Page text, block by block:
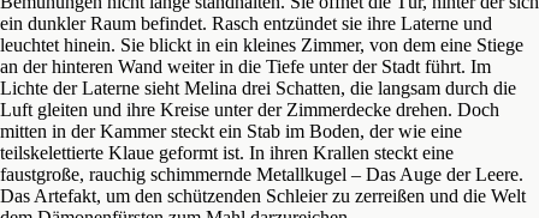
ein dunkler Raum befindet. Rasch entzündet sie ihre Laterne und
leuchtet hinein. Sie blickt in ein kleines Zimmer, von dem eine Stiege
an der hinteren Wand weiter in die Tiefe unter der Stadt führt. Im
Lichte der Laterne sieht Melina drei Schatten, die langsam durch die
Luft gleiten und ihre Kreise unter der Zimmerdecke drehen. Doch
mitten in der Kammer steckt ein Stab im Boden, der wie eine
teilskelettierte Klaue geformt ist. In ihren Krallen steckt eine
faustgroße, rauchig schimmernde Metallkugel – Das Auge der Leere.
Das Artefakt, um den schützenden Schleier zu zerreißen und die Welt